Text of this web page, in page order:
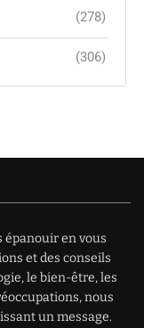
(278)
(306)
épanouir en vous
et des conseils
le bien-être, les
nous
un message.